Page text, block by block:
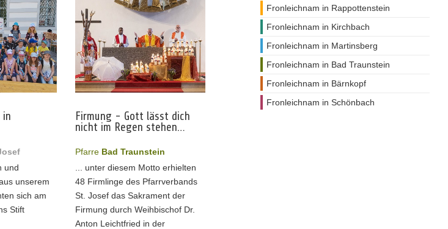
in
und
unserem
sich am
Stift
Firmung - Gott lässt dich
nicht im Regen stehen…
Pfarre Bad Traunstein
... unter diesem Motto erhielten
48 Firmlinge des Pfarrverbands
St. Josef das Sakrament der
Firmung durch Weihbischof Dr.
Anton Leichtfried in der
Fronleichnam in Rappottenstein
Fronleichnam in Kirchbach
Fronleichnam in Martinsberg
Fronleichnam in Bad Traunstein
Fronleichnam in Bärnkopf
Fronleichnam in Schönbach